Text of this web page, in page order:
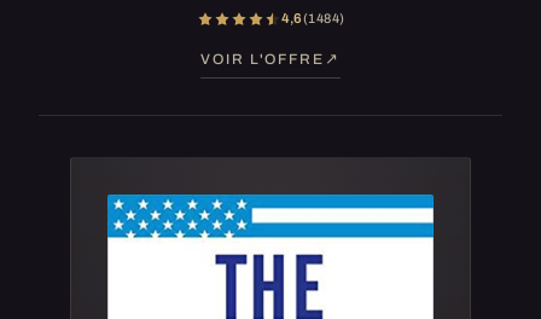
4,6(1 484)
VOIR L'OFFRE